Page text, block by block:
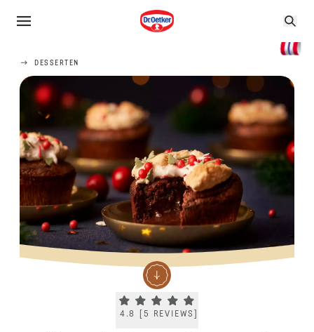
DESSERTEN
Current rating 4.8. Click to rate.
4.8 [5 REVIEWS